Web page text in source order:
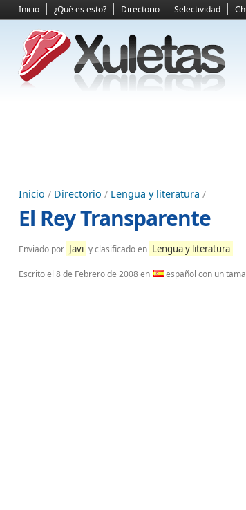
Inicio ¿Qué es esto? Directorio Selectividad
Inicio / Directorio / Lengua y literatura /
El Rey Transparente
Enviado por Javi y clasificado en Lengua y literatura
Escrito el 8 de Febrero de 2008en español con un